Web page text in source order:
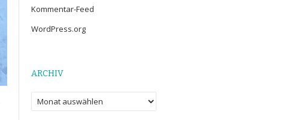
Kommentar-Feed
WordPress.org
ARCHIV
Archiv